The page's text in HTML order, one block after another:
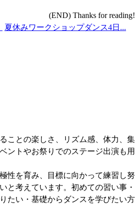
(END) Thanks for reading!
夏休みワークショップダンス4日...
ことの楽しさ、リズム感、体力、集
ントやお祭りでのステージ出演も用
性を育み、目標に向かって練習し努
と考えています。初めての習い事・
たい・基礎からダンスを学びたい方